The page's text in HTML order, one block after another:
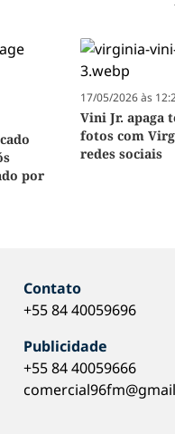
por
17/05/2026 às
Vini Jr. apaga
fotos com
redes sociais
Contato
+55 84 40059696
Publicidade
+55 84 40059666